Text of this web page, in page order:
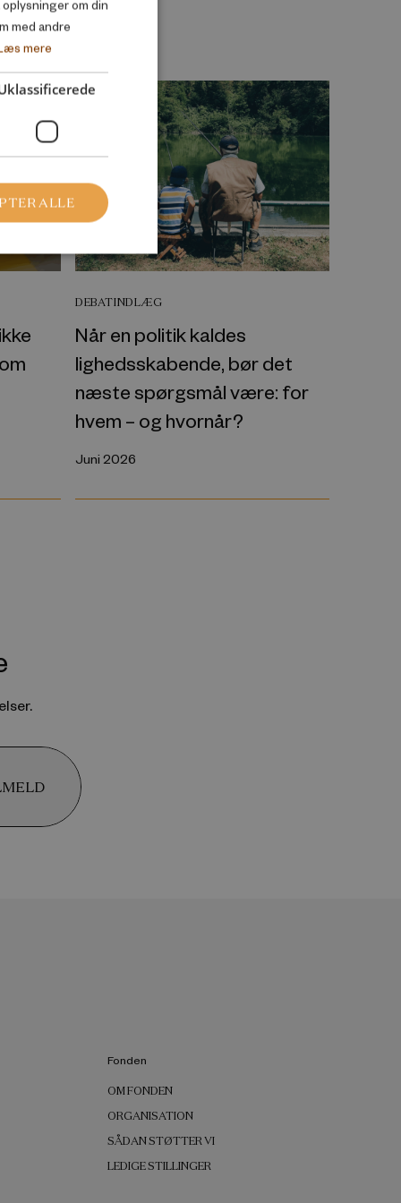
DEBATINDLÆG
Når en politik kaldes
lighedsskabende, bør det
næste spørgsmål være: for
hvem – og hvornår?
Juni 2026
Fonden
OM FONDEN
ORGANISATION
SÅDAN STØTTER VI
LEDIGE STILLINGER
DANISH
om din
med andre
mere
ALLE